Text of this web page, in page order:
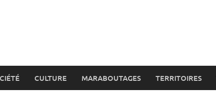
CULTURE MARABOUTAGES TERRITOIRES